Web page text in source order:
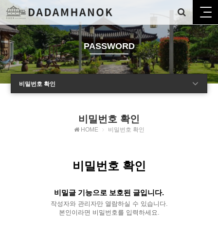
PASSWORD
비밀번호 확인
비밀번호 확인
HOME 비밀번호 확인
비밀번호 확인
비밀글 기능으로 보호된 글입니다.
작성자와 관리자만 열람하실 수 있습니다.
본인이라면 비밀번호를 입력하세요.